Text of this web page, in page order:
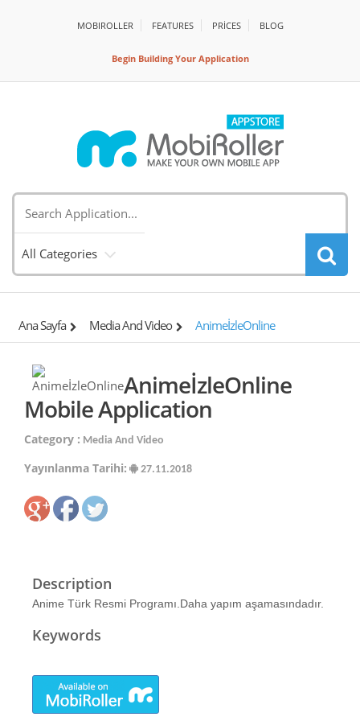
MOBIROLLER FEATURES PRİCES BLOG
Begin Building Your Application
All Categories
Ana Sayfa Media And Video AnimeİzleOnline
AnimeİzleOnline
Mobile Application
Category : Media And Video
Yayınlanma Tarihi: 27.11.2018
Description
Anime Türk Resmi Programı.Daha yapım aşamasındadır.
Keywords